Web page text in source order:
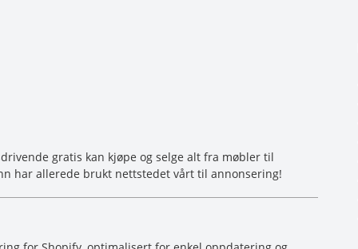
gratis kan kjøpe og selge alt fra møbler til
har allerede brukt nettstedet vårt til annonsering!